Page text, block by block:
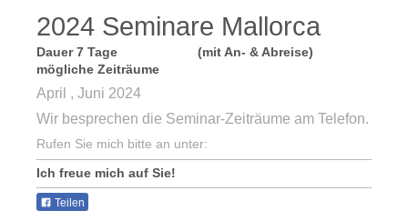
2024 Seminare Mallorca
Dauer 7 Tage (mit An- & Abreise)
mögliche Zeiträume
April , Juni 2024
Wir besprechen die Seminar-Zeiträume am Telefon.
Rufen Sie mich bitte an unter:
Ich freue mich auf Sie!
Teilen